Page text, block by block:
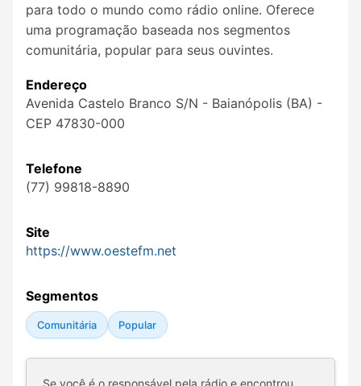
para todo o mundo como rádio online. Oferece
uma programação baseada nos segmentos
comunitária, popular para seus ouvintes.
Endereço
Avenida Castelo Branco S/N - Baianópolis (BA) -
CEP 47830-000
Telefone
(77) 99818-8890
Site
https://www.oestefm.net
Segmentos
Comunitária Popular